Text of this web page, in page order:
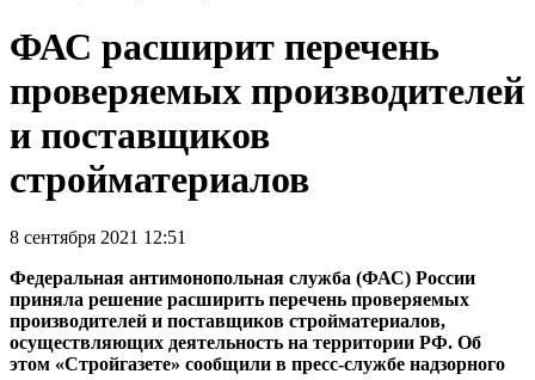
ФАС расширит перечень
проверяемых производителей
и поставщиков
стройматериалов
8 сентября 2021 12:51
Федеральная антимонопольная служба (ФАС) России
приняла решение расширить перечень проверяемых
производителей и поставщиков стройматериалов,
осуществляющих деятельность на территории РФ. Об
этом «Стройгазете» сообщили в пресс-службе надзорного